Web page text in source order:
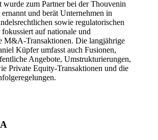
zum Partner bei der Thouvenin
und berät Unternehmen in
sowie regulatorischen
auf nationale und
M&A-Transaktionen. Die langjährige
Küpfer umfasst auch Fusionen,
Angebote, Umstrukturierungen,
Private Equity-Transaktionen und die